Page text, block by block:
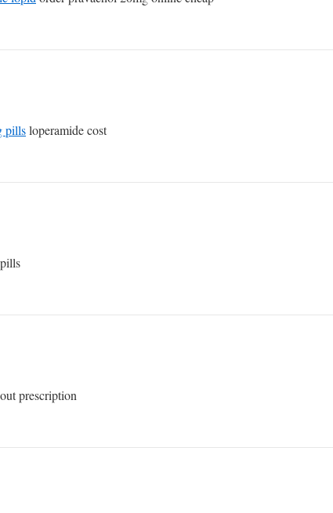
pillsloperamide cost
prescription